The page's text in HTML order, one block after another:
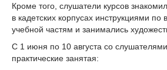
Кроме того, слуша­тели курсов
в кадетских корпусах инструкциями по
учебной частям и занимались
С 1 июня по 10 августа со
практические занятая: